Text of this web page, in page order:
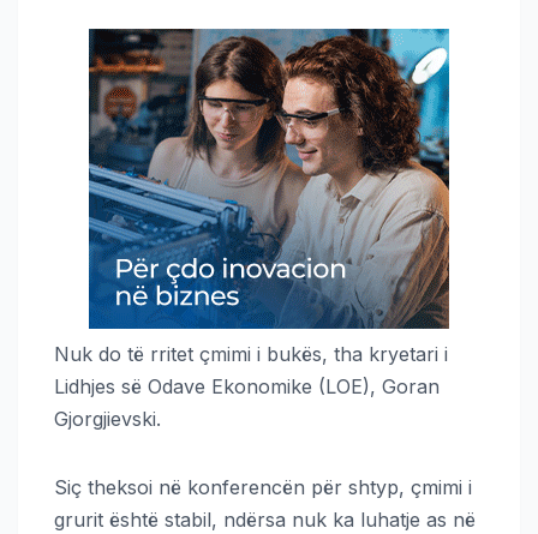
Nuk do të rritet çmimi i bukës, tha kryetari i
Lidhjes së Odave Ekonomike (LOE), Goran
Gjorgjievski.
Siç theksoi në konferencën për shtyp, çmimi i
grurit është stabil, ndërsa nuk ka luhatje as në